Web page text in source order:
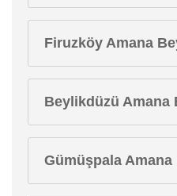
Firuzköy Amana
Beylikdüzü Amana
Gümüşpala